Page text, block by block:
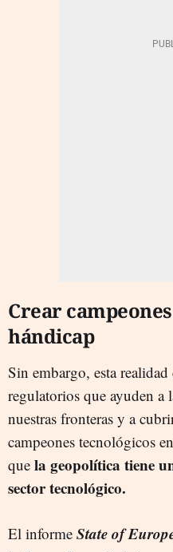
Crear
hándicap
Sin embargo, esta
regulatorios que ayuden a
nuestras fronteras y a
campeones tecnológicos
que la geopolítica tiene
sector tecnológico.
El informe State of